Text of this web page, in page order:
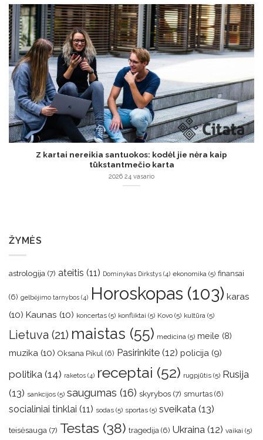
Z kartai nereikia santuokos: kodėl jie nėra kaip
tūkstantmečio karta
2026 24 vasario
ŽYMĖS
astrologija (7) ateitis (11) Dominykas Dirkstys (4) ekonomika (5) finansai
(6) gelbėjimo tarnybos (4) Horoskopas (103) karas
(10) Kaunas (10) koncertas (5) konfliktai (5) Kovo (5) kultūra (5)
Lietuva (21) maistas (55) medicina (5) meile (8)
muzika (10) Oksana Pikul (6) Pasirinkite (12) policija (9)
politika (14) raketos (4) receptai (52) rugpjūtis (5) Rusija
(13) sankcijos (5) saugumas (16) skyrybos (7) smurtas (6)
socialiniai tinklai (11) sodas (5) sportas (5) sveikata (13)
teisėsauga (7) Testas (38) tragedija (6) Ukraina (12) vaikai (5)